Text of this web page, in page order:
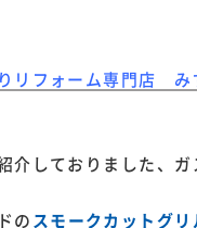
リフォーム専門店 み
介しておりました、ガ
の スモークカットグリ